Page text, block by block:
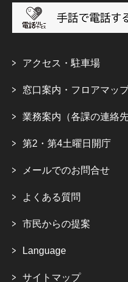
アクセス・駐車場
窓口案内・フロアマッ
業務案内（各課の連絡先
第2・第4土曜日開庁
メールでのお問合せ
よくある質問
市民からの提案
Language
サイトマップ